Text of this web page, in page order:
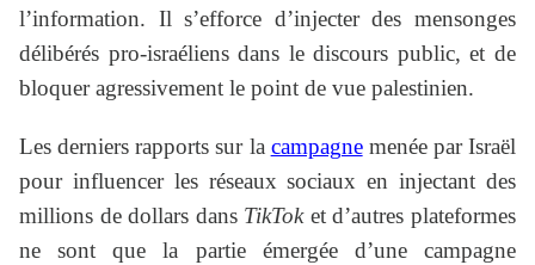
l’information. Il s’efforce d’injecter des mensonges
délibérés pro-israéliens dans le discours public, et de
bloquer agressivement le point de vue palestinien.
Les derniers rapports sur la campagnemenée par Israël
pour influencer les réseaux sociaux en injectant des
millions de dollars dans TikToket d’autres plateformes
ne sont que la partie émergée d’une campagne